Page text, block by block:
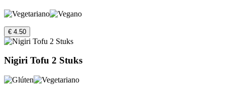
€ 4.50
Nigiri Tofu 2 Stuks